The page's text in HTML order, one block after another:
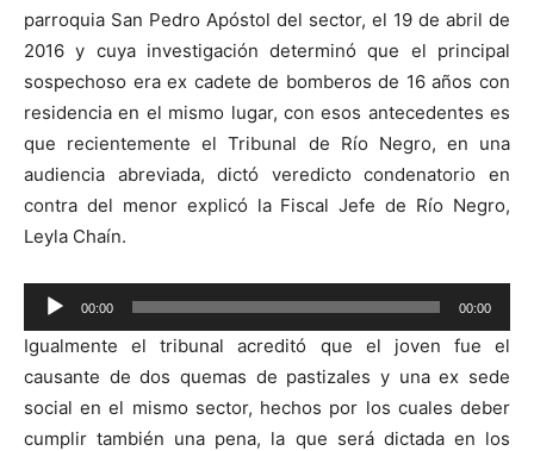
parroquia San Pedro Apóstol del sector, el 19 de abril de
2016 y cuya investigación determinó que el principal
sospechoso era ex cadete de bomberos de 16 años con
residencia en el mismo lugar, con esos antecedentes es
que recientemente el Tribunal de Río Negro, en una
audiencia abreviada, dictó veredicto condenatorio en
contra del menor explicó la Fiscal Jefe de Río Negro,
Leyla Chaín.
Reproductor
de
audio
00:00 00:00
Igualmente el tribunal acreditó que el joven fue el
causante de dos quemas de pastizales y una ex sede
social en el mismo sector, hechos por los cuales deber
cumplir también una pena, la que será dictada en los